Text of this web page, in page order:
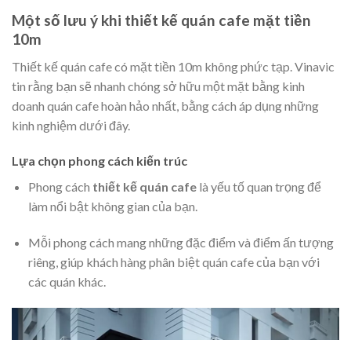
Một số lưu ý khi thiết kế quán cafe mặt tiền
10m
Thiết kế quán cafe có mặt tiền 10m không phức tạp. Vinavic
tin rằng bạn sẽ nhanh chóng sở hữu một mặt bằng kinh
doanh quán cafe hoàn hảo nhất, bằng cách áp dụng những
kinh nghiệm dưới đây.
Lựa chọn phong cách kiến trúc
Phong cách thiết kế quán cafelà yếu tố quan trọng để
làm nổi bật không gian của bạn.
Mỗi phong cách mang những đặc điểm và điểm ấn tượng
riêng, giúp khách hàng phân biệt quán cafe của bạn với
các quán khác.